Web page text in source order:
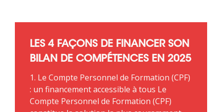
LES 4 FAÇONS DE FINANCER SON
BILAN DE COMPÉTENCES EN 2025
1. Le Compte Personnel de Formation (CPF)
: un financement accessible à tous Le
Compte Personnel de Formation (CPF)